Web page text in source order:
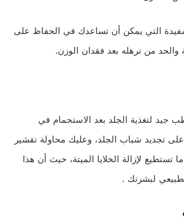
التي يمكن أن تساعدك في الحفاظ على
والحد من ترهله بعد فقدان الوزن.
جيد لتغذية الجلد بعد الاستحمام في
تجديد شباب الجلد، وعليك محاولة تقشير
تستطيع لإزالة الخلايا الميتة، حيث أن هذا
لبشرتك .